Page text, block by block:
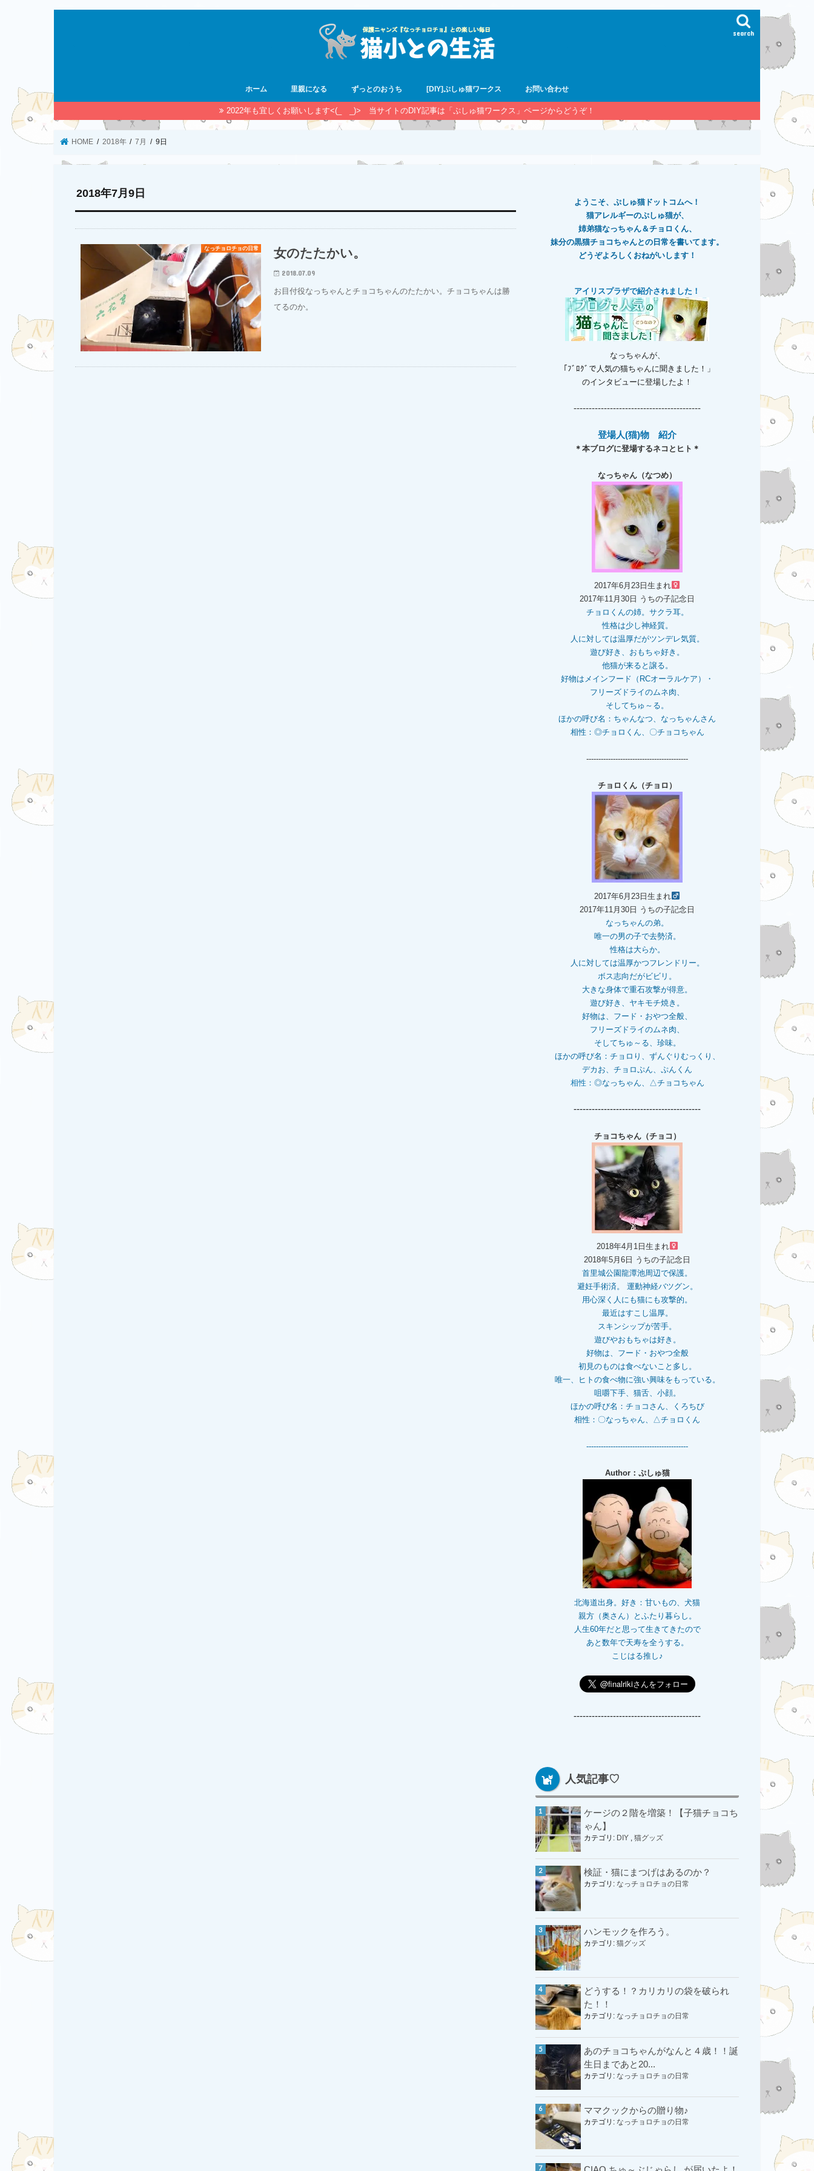
search
ホーム 里親になる ずっとのおうち [DIY]ぷしゅ猫ワークス お問い合わせ
2022年も宜しくお願いします<(_ _)> 当サイトのDIY記事は「ぷしゅ猫ワークス」ページからどうぞ！
HOME 2018年 7月 9日
2018年7月9日
なっチョロチョの日常 女のたたかい。
2018.07.09
お目付役なっちゃんとチョコちゃんのたたかい。チョコちゃんは勝
てるのか。
ようこそ、ぷしゅ猫ドットコムへ！
猫アレルギーのぷしゅ猫が、
姉弟猫なっちゃん＆チョロくん、
妹分の黒猫チョコちゃんとの日常を書いてます。
どうぞよろしくおねがいします！
アイリスプラザで紹介されました！
なっちゃんが、
「ﾌﾞﾛｸﾞで人気の猫ちゃんに聞きました！」
のインタビューに登場したよ！
------------------------------------------
登場人(猫)物 紹介
＊本ブログに登場するネコとヒト＊
なっちゃん（なつめ）
2017年6月23日生まれ
2017年11月30日 うちの子記念日
チョロくんの姉。 サクラ耳。
性格は少し神経質。
人に対しては温厚だがツンデレ気質。
遊び好き、おもちゃ好き。
他猫が来ると譲る。
好物はメインフード（RCオーラルケア）・
フリーズドライのムネ肉、
そしてちゅ～る。
ほかの呼び名：ちゃんなつ、なっちゃんさん
相性：◎チョロくん、〇チョコちゃん
------------------------------------------
チョロくん（チョロ）
2017年6月23日生まれ
2017年11月30日 うちの子記念日
なっちゃんの弟。
唯一の男の子で去勢済。
性格は大らか。
人に対しては温厚かつフレンドリー。
ボス志向だがビビリ。
大きな身体で重石攻撃が得意。
遊び好き、ヤキモチ焼き。
好物は、フード・おやつ全般、
フリーズドライのムネ肉、
そしてちゅ～る、珍味。
ほかの呼び名：チョロり、ずんぐりむっくり、
デカお、チョロぷん、ぷんくん
相性： ◎なっちゃん、△チョコちゃん
------------------------------------------
チョコちゃん（チョコ）
2018年4月1日生まれ
2018年5月6日 うちの子記念日
首里城公園龍潭池周辺で保護。
避妊手術済。 運動神経バツグン。
用心深く人にも猫にも攻撃的。
最近はすこし温厚。
スキンシップが苦手。
遊びやおもちゃは好き。
好物は、フード・おやつ全般
初見のものは食べないこと多し。
唯一、ヒトの食べ物に強い興味をもっている。
咀嚼下手、猫舌、小顔。
ほかの呼び名：チョコさん、くろちび
相性：〇なっちゃん、△チョロくん
------------------------------------------
Author：ぷしゅ猫
北海道出身。好き：甘いもの、犬猫
親方（奥さん）とふたり暮らし。
人生60年だと思って生きてきたので
あと数年で天寿を全うする。
こじはる推し♪
------------------------------------------
人気記事♡
ケージの２階を増築！【子猫チョコち
ゃん】
カテゴリ: DIY 猫グッズ
検証・猫にまつげはあるのか？
カテゴリ: なっチョロチョの日常
ハンモックを作ろう。
カテゴリ: 猫グッズ
どうする！？カリカリの袋を破られ
た！！
カテゴリ: なっチョロチョの日常
あのチョコちゃんがなんと４歳！！誕
生日まであと20...
カテゴリ: なっチョロチョの日常
ママクックからの贈り物♪
カテゴリ: なっチョロチョの日常